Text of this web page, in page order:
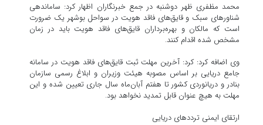
محمد مظفری ظهر دوشنبه در جمع خبرنگاران اظهار کرد: ساماندهی
شناورهای سبک و قایق‌های فاقد هویت در سواحل بوشهر یک ضرورت
است که مالکان و بهره‌برداران قایق‌های فاقد هویت باید در زمان
مشخص شده اقدام کنند.
وی اضافه کرد: کرد: آخرین مهلت ثبت قایق‌های فاقد هویت در سامانه
جامع دریایی بر اساس مصوبه هیئت وزیران و ابلاغ رسمی سازمان
بنادر و دریانوردی کشور تا هفتم آبان‌ماه سال جاری تعیین شده و این
مهلت به هیچ عنوان قابل تمدید نخواهد بود.
ارتقای ایمنی ترددهای دریایی